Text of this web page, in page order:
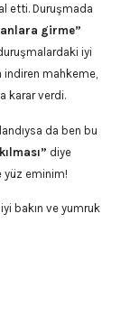
etti. Duruşmada
girme”
iyi
indiren mahkeme,
karar verdi.
da ben bu
diye
yüz eminim!
bakın ve yumruk